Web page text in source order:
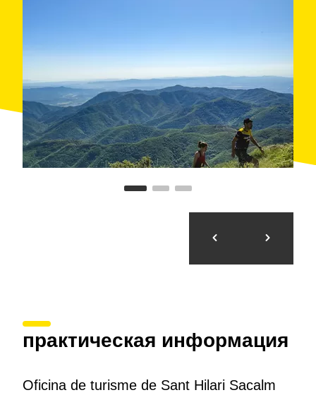
практическая информация
Oficina de turisme de Sant Hilari Sacalm